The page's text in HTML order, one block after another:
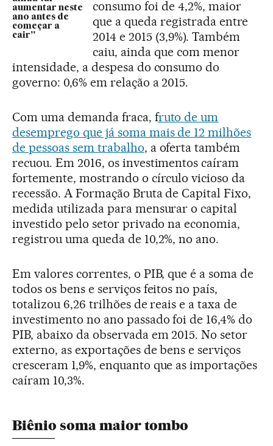
aumentar neste
ano antes de
começar a
cair”
consumo foi de 4,2%, maior
que a queda registrada entre
2014 e 2015 (3,9%). Também
caiu, ainda que com menor
intensidade, a despesa do consumo do
governo: 0,6% em relação a 2015.
Com uma demanda fraca, fruto de um
desemprego que já soma mais de 12 milhões
de pessoas sem trabalho, a oferta também
recuou. Em 2016, os investimentos caíram
fortemente, mostrando o círculo vicioso da
recessão. A Formação Bruta de Capital Fixo,
medida utilizada para mensurar o capital
investido pelo setor privado na economia,
registrou uma queda de 10,2%, no ano.
Em valores correntes, o PIB, que é a soma de
todos os bens e serviços feitos no país,
totalizou 6,26 trilhões de reais e a taxa de
investimento no ano passado foi de 16,4% do
PIB, abaixo da observada em 2015. No setor
externo, as exportações de bens e serviços
cresceram 1,9%, enquanto que as importações
caíram 10,3%.
Biênio soma maior tombo